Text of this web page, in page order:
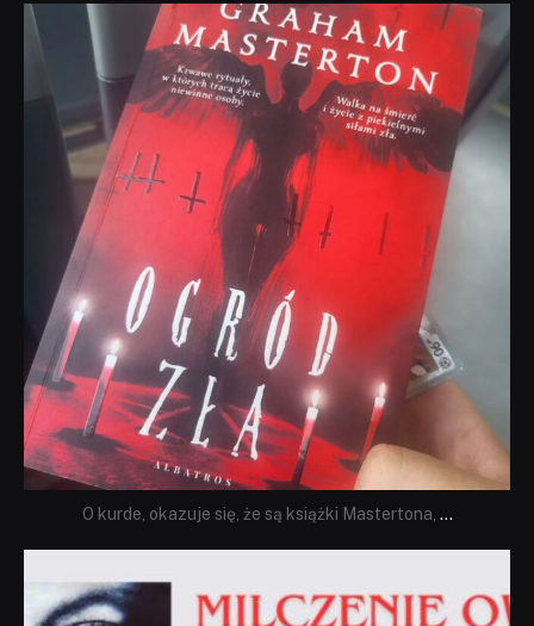
dobryhorror
Sie 23
O kurde, okazuje się, że są książki Mastertona, ...